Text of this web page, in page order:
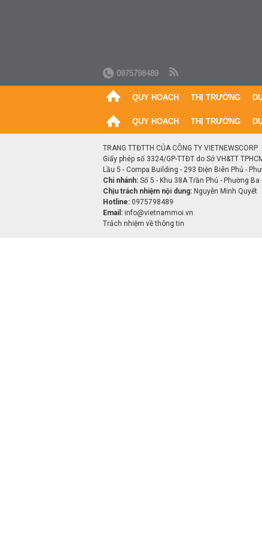
0975798489
QUY HOẠCH THỊ TRƯỜNG
QUY HOẠCH THỊ TRƯỜNG
TRANG TTĐTTH CỦA CÔNG TY VIETNEWSCORP
Giấy phép số 3324/GP-TTĐT do Sở VH&TT
Lầu 5 - Compa Building - 293 Điện Biên Phủ -
Chi nhánh: Số 5 - Khu 38A Trần Phú - Phường Ba
Chịu trách nhiệm nội dung: Nguyễn Minh Quyết
Hotline: 0975798489
Email: info@vietnammoi.vn
Trách nhiệm về thông tin